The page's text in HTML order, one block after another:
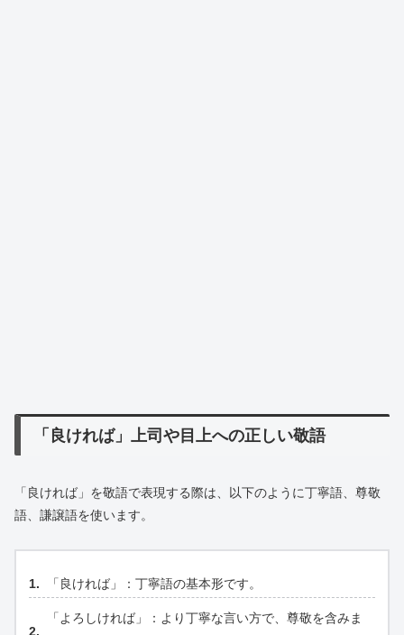
「良ければ」上司や目上への正しい敬語
「良ければ」を敬語で表現する際は、以下のように丁寧語、尊敬
語、謙譲語を使います。
「良ければ」：丁寧語の基本形です。
「よろしければ」：より丁寧な言い方で、尊敬を含みま